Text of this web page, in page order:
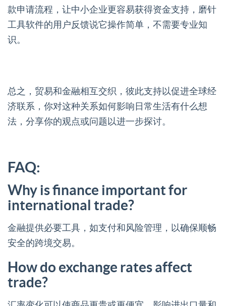
款申请流程，让中小企业更容易获得资金支持，磨针
工具软件的用户反馈说它操作简单，不需要专业知
识。
总之，贸易和金融相互交织，彼此支持以促进全球经
济联系，你对这种关系如何影响日常生活有什么想
法，分享你的观点或问题以进一步探讨。
FAQ:
Why is finance important for
international trade?
金融提供必要工具，如支付和风险管理，以确保顺畅
安全的跨境交易。
How do exchange rates affect
trade?